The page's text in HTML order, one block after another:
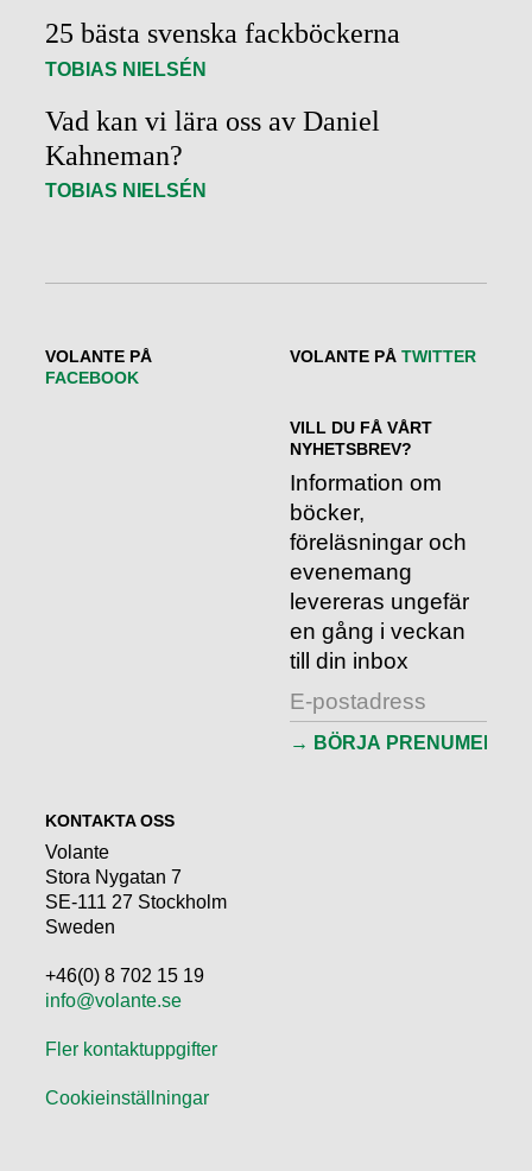
25 bästa svenska fackböckerna
TOBIAS NIELSÉN
Vad kan vi lära oss av Daniel
Kahneman?
TOBIAS NIELSÉN
VOLANTE PÅ
FACEBOOK
VOLANTE PÅ TWITTER
VILL DU FÅ VÅRT
NYHETSBREV?
Information om
böcker,
föreläsningar och
evenemang
levereras ungefär
en gång i veckan
till din inbox
KONTAKTA OSS
Volante
Stora Nygatan 7
SE-111 27 Stockholm
Sweden
+46(0) 8 702 15 19
info@volante.se
Fler kontaktuppgifter
Cookieinställningar